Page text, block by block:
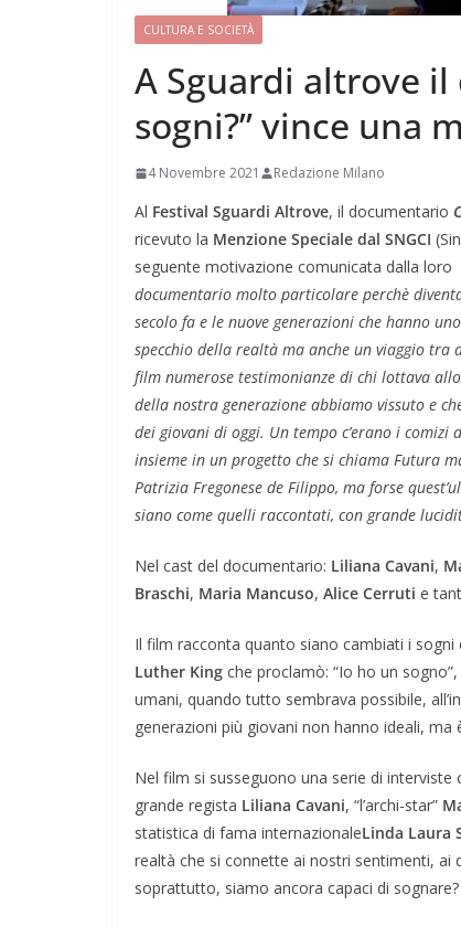
CULTURA E SOCIETÀ
A Sguardi altrove il
sogni?” vince una
4 Novembre 2021 Redazione Milano
Al Festival Sguardi Altrove, il documentario
ricevuto la Menzione Speciale dal SNGCI
seguente motivazione comunicata dalla loro
documentario molto particolare perchè
secolo fa e le nuove generazioni che hanno
specchio della realtà ma anche un viaggio tra
film numerose testimonianze di chi lottava
della nostra generazione abbiamo vissuto e
dei giovani di oggi. Un tempo c’erano i comizi
insieme in un progetto che si chiama Futura
Patrizia Fregonese de Filippo, ma forse
siano come quelli raccontati, con grande
Nel cast del documentario: Liliana Cavani,
Braschi, Maria Mancuso, Alice Cerruti e
Il film racconta quanto siano cambiati i sogni
Luther King che proclamò: “Io ho un
umani, quando tutto sembrava possibile,
generazioni più giovani non hanno ideali, ma
Nel film si susseguono una serie di interviste
grande regista Liliana Cavani, “l’archi-star”
statistica di fama internazionaleLinda Laura
realtà che si connette ai nostri sentimenti, ai
soprattutto, siamo ancora capaci di sognare?